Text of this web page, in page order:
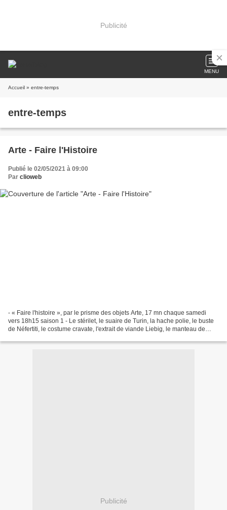
Publicité
MENU
Accueil » entre-temps
entre-temps
Arte - Faire l'Histoire
Publié le 02/05/2021 à 09:00
Par clioweb
- « Faire l'histoire », par le prisme des objets Arte, 17 mn chaque samedi
vers 18h15 saison 1 - Le stérilet, le suaire de Turin, la hache polie, le buste
de Néfertiti, le costume cravate, l'extrait de viande Liebig, le manteau de
Publicité